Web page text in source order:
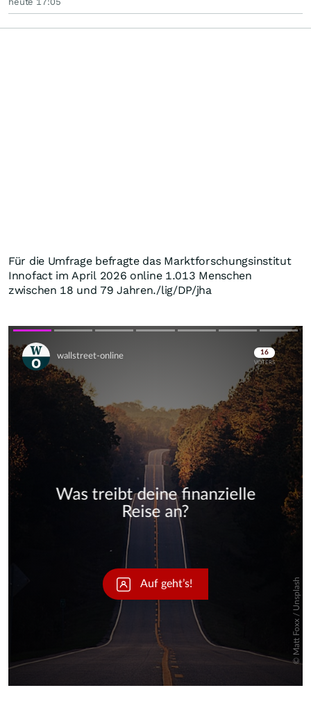
Für die Umfrage befragte das Marktforschungsinstitut
Innofact im April 2026 online 1.013 Menschen
zwischen 18 und 79 Jahren./lig/DP/jha
Skip